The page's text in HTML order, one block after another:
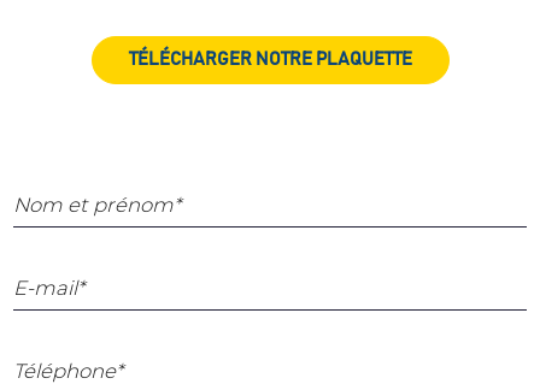
TÉLÉCHARGER NOTRE PLAQUETTE
Nom et prénom*
E-mail*
Téléphone*